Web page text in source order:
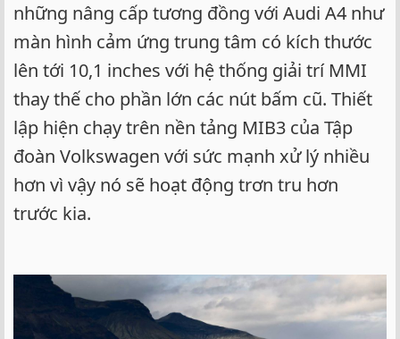
những nâng cấp tương đồng với Audi A4 như
màn hình cảm ứng trung tâm có kích thước
lên tới 10,1 inches với hệ thống giải trí MMI
thay thế cho phần lớn các nút bấm cũ. Thiết
lập hiện chạy trên nền tảng MIB3 của Tập
đoàn Volkswagen với sức mạnh xử lý nhiều
hơn vì vậy nó sẽ hoạt động trơn tru hơn
trước kia.